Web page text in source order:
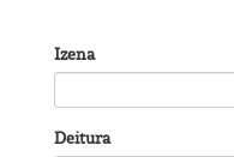
Izena
Deitura